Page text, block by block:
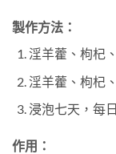
製作方法：
淫羊藿、枸杞
淫羊藿、枸杞
浸泡七天，每
作用：